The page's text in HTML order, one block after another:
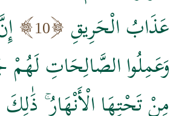
عَذَابُ الْحَرِيقِ
10
وَعَمِلُوا الصَّالِحَاتِ
مِنْ تَحْتِهَا الْأَنْهَارُ ۚ ذَٰلِكَ